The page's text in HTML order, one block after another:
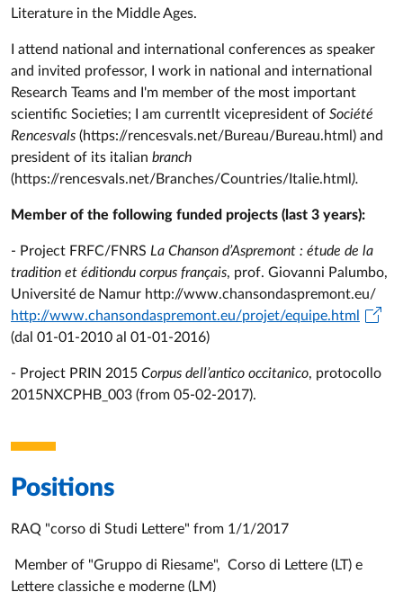
Literature in the Middle Ages.
I attend national and international conferences as speaker
and invited professor, I work in national and international
Research Teams and I'm member of the most important
scientific Societies; I am currentlt vicepresident of Société
Rencesvals (https://rencesvals.net/Bureau/Bureau.html) and
president of its italian branch
(https://rencesvals.net/Branches/Countries/Italie.html ).
Member of the following funded projects (last 3 years):
- Project FRFC/FNRS La Chanson d’Aspremont : étude de la
tradition et éditiondu corpus français, prof. Giovanni Palumbo,
Université de Namur http://www.chansondaspremont.eu/
http://www.chansondaspremont.eu/projet/equipe.html
(dal 01-01-2010 al 01-01-2016)
- Project PRIN 2015 Corpus dell’antico occitanico, protocollo
2015NXCPHB_003 (from 05-02-2017).
Positions
RAQ "corso di Studi Lettere" from 1/1/2017
Member of "Gruppo di Riesame", Corso di Lettere (LT) e
Lettere classiche e moderne (LM)